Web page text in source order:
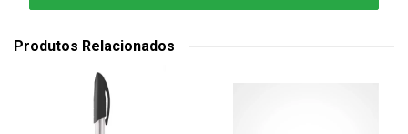
Produtos Relacionados